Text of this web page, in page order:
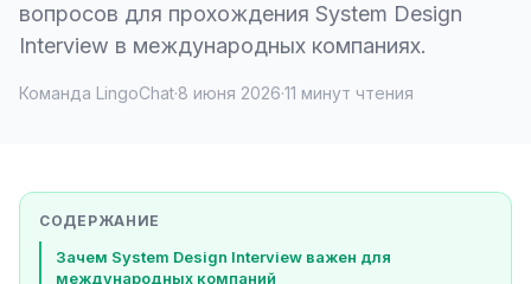
вопросов для прохождения System Design
Interview в международных компаниях.
Команда LingoChat·8 июня 2026·11 минут чтения
СОДЕРЖАНИЕ
Зачем System Design Interview важен для
международных компаний